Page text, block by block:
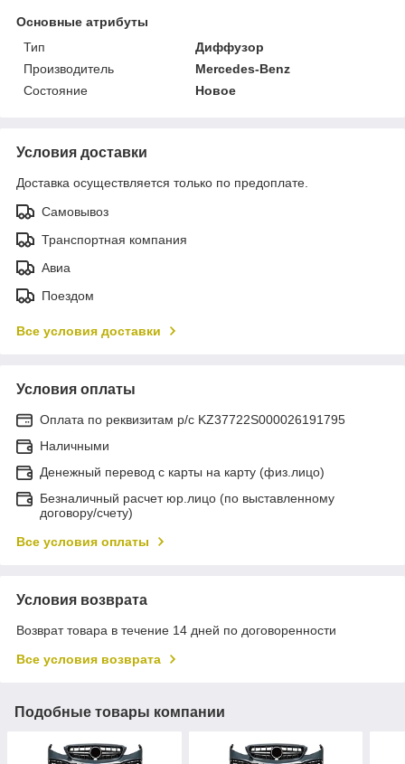
Основные атрибуты
Тип
Диффузор
Производитель
Mercedes-Benz
Состояние
Новое
Условия доставки
Доставка осуществляется только по предоплате.
Самовывоз
Транспортная компания
Авиа
Поездом
Все условия доставки
Условия оплаты
Оплата по реквизитам р/с KZ37722S000026191795
Наличными
Денежный перевод с карты на карту (физ.лицо)
Безналичный расчет юр.лицо (по выставленному
договору/счету)
Все условия оплаты
Условия возврата
Возврат товара в течение 14 дней по договоренности
Все условия возврата
Подобные товары компании